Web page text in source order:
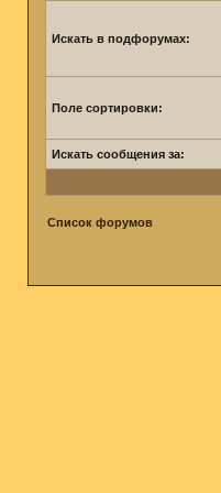
Искать в подфорумах:
Поле сортировки:
Искать сообщения за:
Список форумов